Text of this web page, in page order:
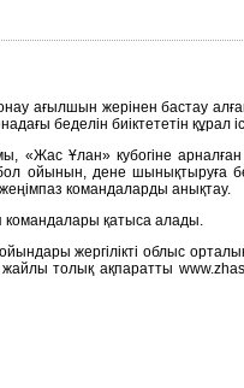
ағылшын жерінен бастау
беделін биіктететін құрал
«Жас Ұлан» кубогіне
ойынын, дене шынықтыруға
командаларды анықтау.
командалары қатыса алады.
жергілікті облыс
толық ақпаратты